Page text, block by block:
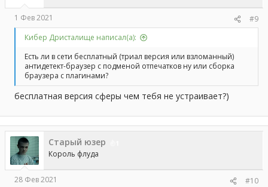
1 Фев 2021
#9
Кибер Дристалище написал(а):
Есть ли в сети бесплатный (триал версия или взломанный)
антидетект-браузер с подменой отпечатков ну или сборка
браузера с плагинами?
бесплатная версия сферы чем тебя не устраивает?)
Старый юзер
Король флуда
28 Фев 2021 #10